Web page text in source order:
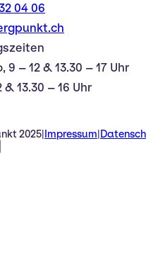
04 06
9 – 12 & 13.30 – 17 Uhr
& 13.30 – 16 Uhr
2025 Impressum